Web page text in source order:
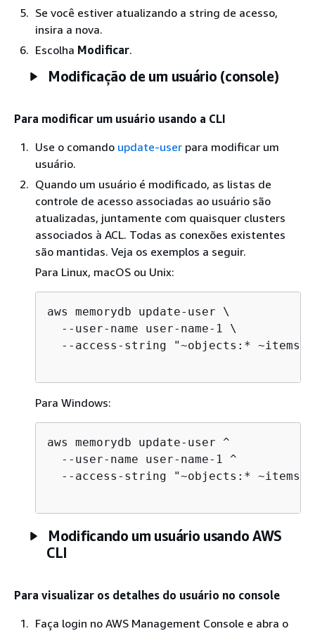
Se você estiver atualizando a string de acesso,
insira a nova.
Escolha Modificar.
Modificação de um usuário (console)
Para modificar um usuário usando a CLI
Use o comando update-user para modificar um
usuário.
Quando um usuário é modificado, as listas de
controle de acesso associadas ao usuário são
atualizadas, juntamente com quaisquer clusters
associados à ACL. Todas as conexões existentes
são mantidas. Veja os exemplos a seguir.
Para Linux, macOS ou Unix:
aws memorydb update-user \
  --user-name user-name-1 \
--access-string "~objects:*
Para Windows:
aws memorydb update-user ^
  --user-name user-name-1 ^
--access-string "~objects:*
Modificando um usuário usando AWS
CLI
Para visualizar os detalhes do usuário no console
Faça login no AWS Management Console e abra o